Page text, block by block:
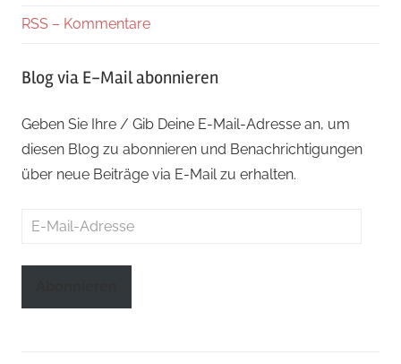
RSS – Kommentare
Blog via E-Mail abonnieren
Geben Sie Ihre / Gib Deine E-Mail-Adresse an, um
diesen Blog zu abonnieren und Benachrichtigungen
über neue Beiträge via E-Mail zu erhalten.
E-
Adresse